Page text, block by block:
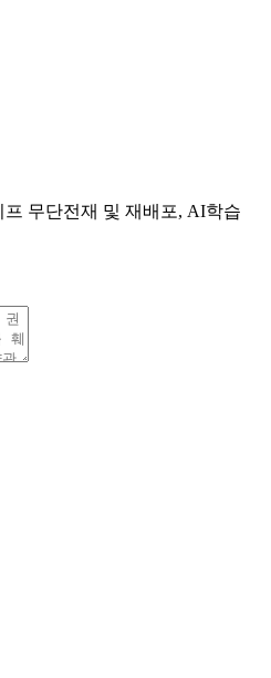
무단전재 및 재배포, AI학습